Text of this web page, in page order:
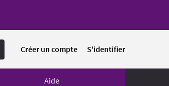
Créer un compte S'identifier
Aide